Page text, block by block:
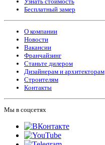
Бесплатный замер
О компании
Новости
Вакансии
Франчайзинг
Станьте дилером
Дизайнерам и архитекторам
Строителям
Контакты
Мы в соцсетях